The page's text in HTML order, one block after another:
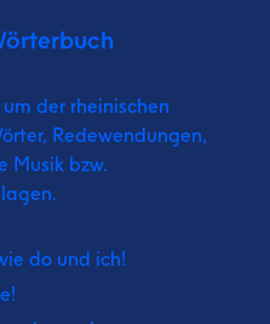
der rheinischen
Redewendungen,
Musik bzw.
do und ich!